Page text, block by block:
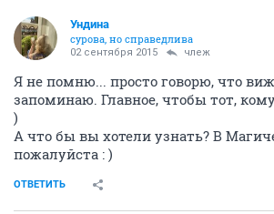
Ундинa
сурова, но справедлива
02 сентября 2015 члеж
Я не помню... просто говорю, что
запоминаю. Главное, чтобы тот,
)
А что бы вы хотели узнать? В
пожалуйста : )
ОТВЕТИТЬ